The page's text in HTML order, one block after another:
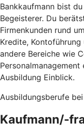
Bankkaufmann bist
Begeisterer. Du
Firmenkunden rund
Kredite,
andere Bereiche wie
Ausbildung Einblick.
Ausbildungsberufe
Kaufmann/-